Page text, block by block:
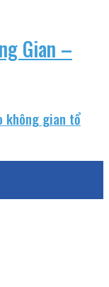
Gian –
không gian tổ